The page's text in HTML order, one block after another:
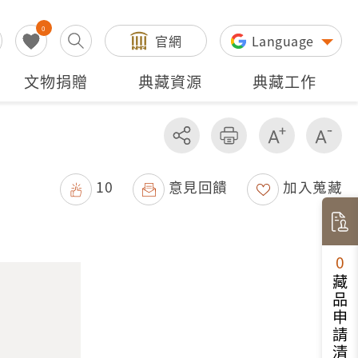
0
官網 Language
文物捐贈 典藏資源 典藏工作
分享 友善列印 增加字級
10 意見回饋 加入蒐藏
0
藏品申請清單